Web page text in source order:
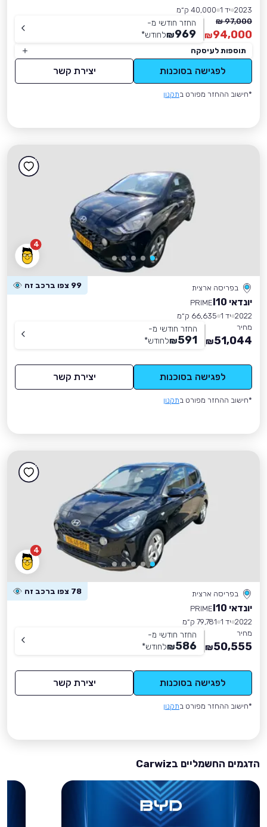
2023 יד 1
40,000 ק״מ
97,000 ₪
94,000
₪
החזר חודשי מ-
969
₪לחודש*
תוספות לעיסקה
לפגישה בסוכנות יצירת קשר
*חישוב ההחזר מפורט בתקנון
4
בפריסה ארצית 99 צפו ברכב זה
יונדאי I10
PRIME
2022 יד 1
66,635 ק״מ
מחיר
51,044
₪
החזר חודשי מ-
591
₪לחודש*
לפגישה בסוכנות יצירת קשר
*חישוב ההחזר מפורט בתקנון
4
בפריסה ארצית 78 צפו ברכב זה
יונדאי I10
PRIME
2022 יד 1
79,781 ק״מ
מחיר
50,555
₪
החזר חודשי מ-
586
₪לחודש*
לפגישה בסוכנות יצירת קשר
*חישוב ההחזר מפורט בתקנון
הדגמים החשמליים בCarwiz